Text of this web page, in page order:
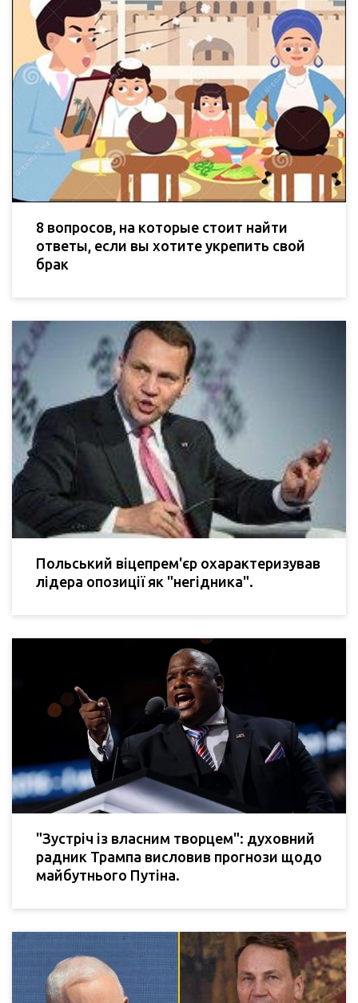
8 вопросов, на которые стоит найти
ответы, если вы хотите укрепить свой
брак
Польський віцепрем'єр охарактеризував
лідера опозиції як "негідника".
"Зустріч із власним творцем": духовний
радник Трампа висловив прогнози щодо
майбутнього Путіна.